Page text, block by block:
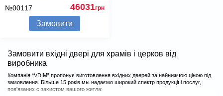
№00117 46031грн
Замовити
Замовити вхідні двері для храмів і церков від
виробника
Компанія “VDIM” пропонує виготовлення вхідних дверей за найнижчою ціною під
замовлення. Більше 15 років мы надаємо широкий спектр продукції і послуг,
пов'язаних c захистом вашого житла: